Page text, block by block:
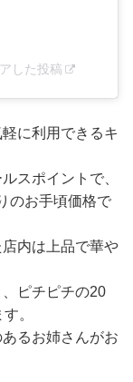
した投稿
に利用できるキ
スポイントで、
のお手頃価格で
内は上品で華や
ピチピチの20
。
るお姉さんがお